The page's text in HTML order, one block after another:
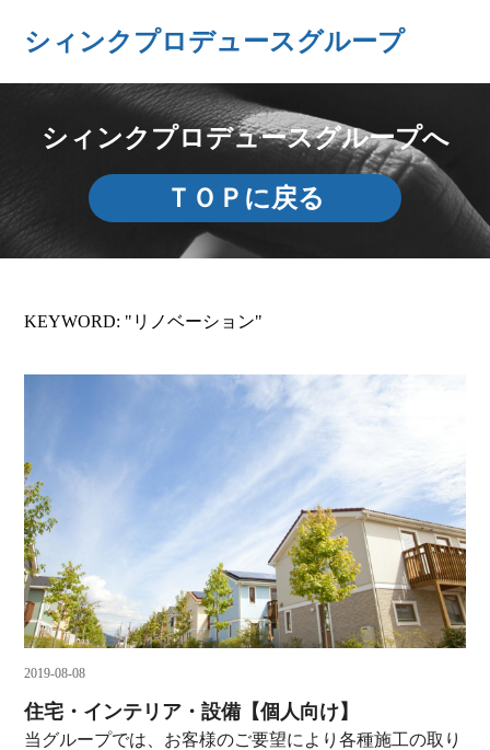
シィンクプロデュースグループ
シィンクプロデュースグループへ
ＴＯＰに戻る
KEYWORD: "リノベーション"
2019-08-08
住宅・インテリア・設備【個人向け】
当グループでは、お客様のご要望により各種施工の取り